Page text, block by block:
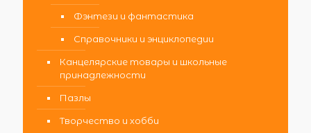
Фэнтези и фантастика
Справочники и энциклопедии
Канцелярские товары и школьные
принадлежности
Пазлы
Творчество и хобби